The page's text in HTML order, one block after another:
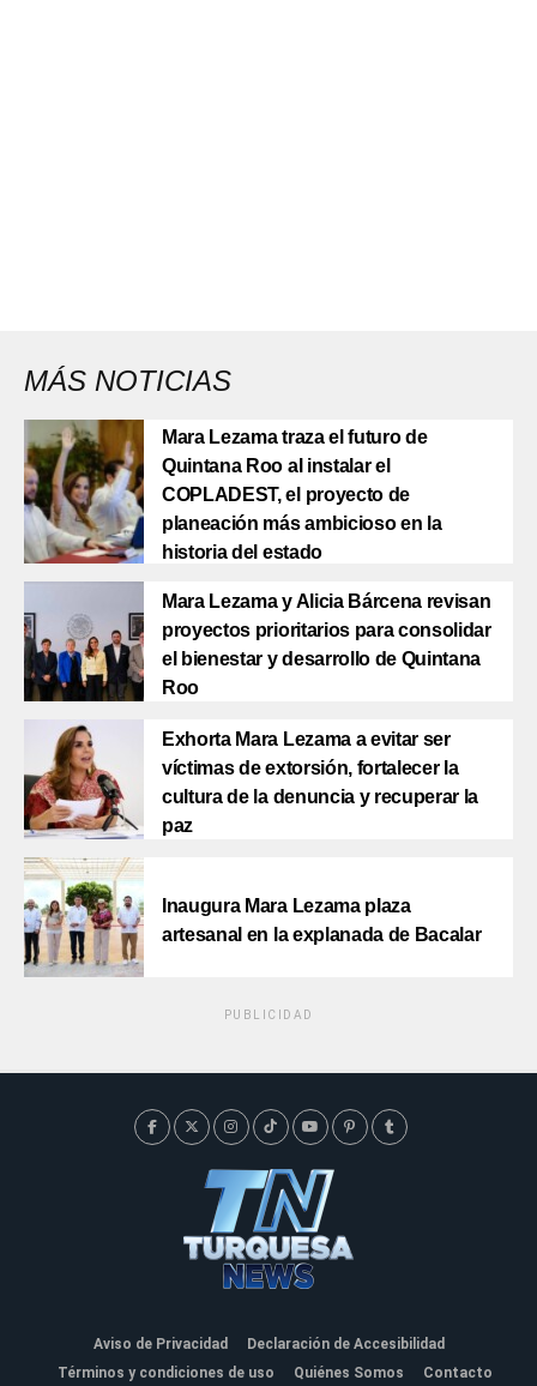
MÁS NOTICIAS
Mara Lezama traza el futuro de
Quintana Roo al instalar el
COPLADEST, el proyecto de
planeación más ambicioso en la
historia del estado
Mara Lezama y Alicia Bárcena revisan
proyectos prioritarios para consolidar
el bienestar y desarrollo de Quintana
Roo
Exhorta Mara Lezama a evitar ser
víctimas de extorsión, fortalecer la
cultura de la denuncia y recuperar la
paz
Inaugura Mara Lezama plaza
artesanal en la explanada de Bacalar
PUBLICIDAD
Aviso de Privacidad
Declaración de Accesibilidad
Términos y condiciones de uso
Quiénes Somos Contacto